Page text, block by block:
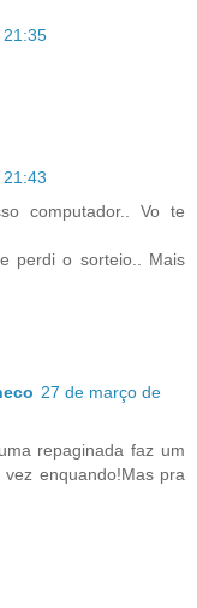
21:35
computador.. Vo te
perdi o sorteio.. Mais
27 de março de
repaginada faz um
enquando!Mas pra